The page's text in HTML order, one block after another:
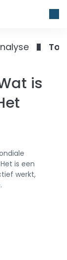
is
is een
werkt,